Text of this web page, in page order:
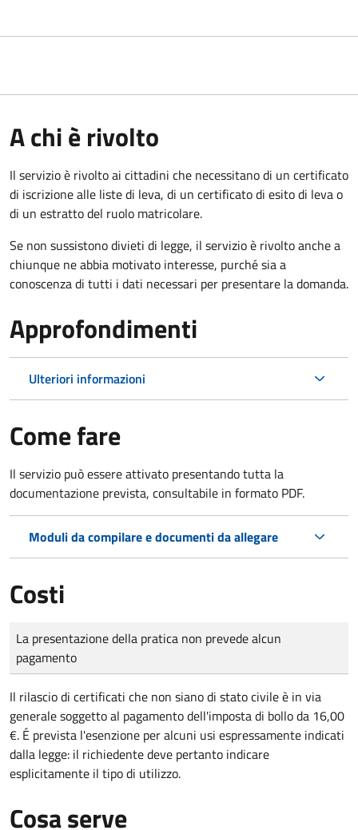
A chi è rivolto
Il servizio è rivolto ai cittadini che necessitano di un certificato
di iscrizione alle liste di leva, di un certificato di esito di leva o
di un estratto del ruolo matricolare.
Se non sussistono divieti di legge, il servizio è rivolto anche a
chiunque ne abbia motivato interesse, purché sia a
conoscenza di tutti i dati necessari per presentare la domanda.
Approfondimenti
Ulteriori informazioni
Come fare
Il servizio può essere attivato presentando tutta la
documentazione prevista, consultabile in formato PDF.
Moduli da compilare e documenti da allegare
Costi
Tipo di pagamento
Importo
La presentazione della pratica non prevede alcun
pagamento
Il rilascio di certificati che non siano di stato civile è in via
generale soggetto al pagamento dell'imposta di bollo da 16,00
€. É prevista l'esenzione per alcuni usi espressamente indicati
dalla legge: il richiedente deve pertanto indicare
esplicitamente il tipo di utilizzo.
Cosa serve